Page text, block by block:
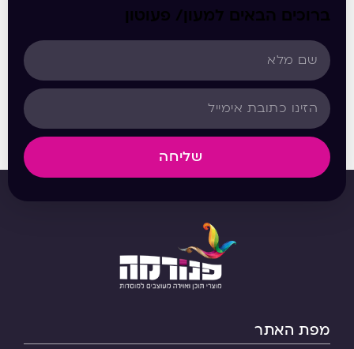
ברוכים הבאים למעון/ פעוטון
שליחה
מפת האתר